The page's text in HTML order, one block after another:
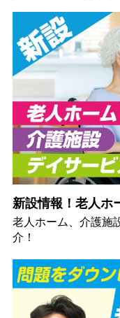
新設情報！老人ホ
老人ホーム、介護施
介！